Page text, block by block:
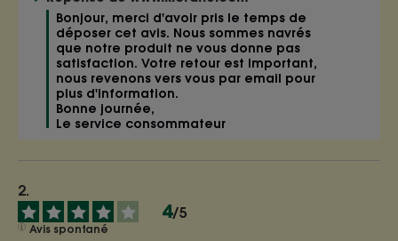
Bonjour, merci d'avoir pris le temps de
déposer cet avis. Nous sommes navrés
que notre produit ne vous donne pas
satisfaction. Votre retour est important,
nous revenons vers vous par email pour
plus d'information.
Bonne journée,
Le service consommateur
4/5
Avis spontané